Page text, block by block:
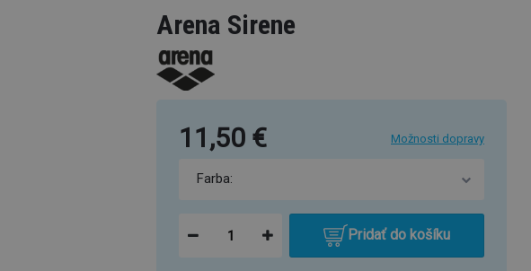
Arena Sirene
11,50 € Možnosti dopravy
Pridať do košíku